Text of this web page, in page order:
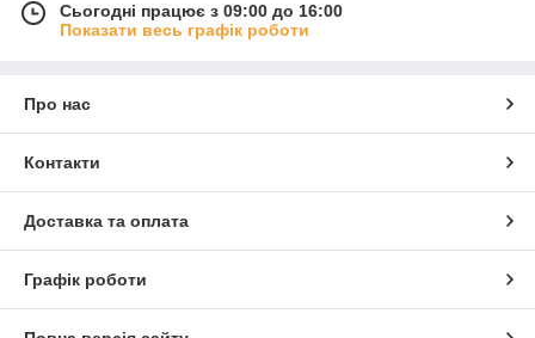
Сьогодні працює з 09:00 до 16:00
Показати весь графік роботи
Про нас
Контакти
Доставка та оплата
Графік роботи